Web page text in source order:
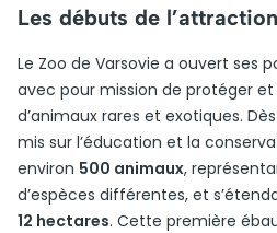
Les débuts de l’attraction
Le Zoo de Varsovie a ouvert ses
avec pour mission de protéger et
d’animaux rares et exotiques.
mis sur l’éducation et la
environ 500 animaux,
d’espèces différentes, et
12 hectares. Cette première